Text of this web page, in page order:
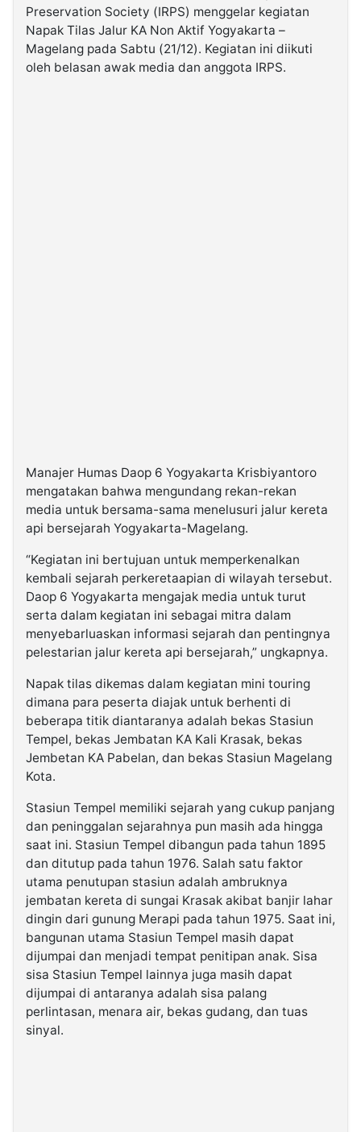
Kabarbaru.co
2026
Preservation Society (IRPS) menggelar kegiatan
Napak Tilas Jalur KA Non Aktif Yogyakarta –
Magelang pada Sabtu (21/12). Kegiatan ini diikuti
oleh belasan awak media dan anggota IRPS.
Manajer Humas Daop 6 Yogyakarta Krisbiyantoro
mengatakan bahwa mengundang rekan-rekan
media untuk bersama-sama menelusuri jalur kereta
api bersejarah Yogyakarta-Magelang.
“Kegiatan ini bertujuan untuk memperkenalkan
kembali sejarah perkeretaapian di wilayah tersebut.
Daop 6 Yogyakarta mengajak media untuk turut
serta dalam kegiatan ini sebagai mitra dalam
menyebarluaskan informasi sejarah dan pentingnya
pelestarian jalur kereta api bersejarah,” ungkapnya.
Napak tilas dikemas dalam kegiatan mini touring
dimana para peserta diajak untuk berhenti di
beberapa titik diantaranya adalah bekas Stasiun
Tempel, bekas Jembatan KA Kali Krasak, bekas
Jembetan KA Pabelan, dan bekas Stasiun Magelang
Kota.
Stasiun Tempel memiliki sejarah yang cukup panjang
dan peninggalan sejarahnya pun masih ada hingga
saat ini. Stasiun Tempel dibangun pada tahun 1895
dan ditutup pada tahun 1976. Salah satu faktor
utama penutupan stasiun adalah ambruknya
jembatan kereta di sungai Krasak akibat banjir lahar
dingin dari gunung Merapi pada tahun 1975. Saat ini,
bangunan utama Stasiun Tempel masih dapat
dijumpai dan menjadi tempat penitipan anak. Sisa
sisa Stasiun Tempel lainnya juga masih dapat
dijumpai di antaranya adalah sisa palang
perlintasan, menara air, bekas gudang, dan tuas
sinyal.